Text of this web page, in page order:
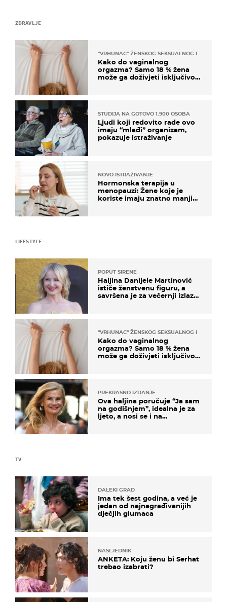
ZDRAVLJE
"VRHUNAC" ŽENSKOG SEKSUALNOG ISKUSTVA
Kako do vaginalnog
orgazma? Samo 18 % žena
može ga doživjeti isključivo
STUDIJA NA GOTOVO 1.900 OSOBA
Ljudi koji redovito rade ovo
imaju “mlađi” organizam,
pokazuje istraživanje
NOVO ISTRAŽIVANJE
Hormonska terapija u
menopauzi: Žene koje je
koriste imaju znatno manji
TV
DALEKI GRAD
Ima tek šest godina, a već je
jedan od najnagrađivanijih
dječjih glumaca
NASLJEDNIK
ANKETA: Koju ženu bi Serhat
trebao izabrati?
LIFESTYLE
POPUT SIRENE
Haljina Danijele Martinović
ističe ženstvenu figuru, a
savršena je za večernji izlazak
"VRHUNAC" ŽENSKOG SEKSUALNOG ISKUSTVA
Kako do vaginalnog
orgazma? Samo 18 % žena
može ga doživjeti isključivo
PREKRASNO IZDANJE
Ova haljina poručuje “Ja sam
na godišnjem”, idealna je za
ljeto, a nosi se i na